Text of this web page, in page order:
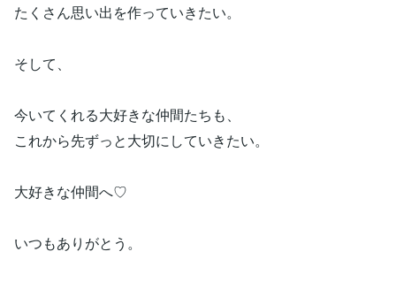
たくさん思い出を作っていきたい。
そして、
今いてくれる大好きな仲間たちも、
これから先ずっと大切にしていきたい。
大好きな仲間へ♡
いつもありがとう。